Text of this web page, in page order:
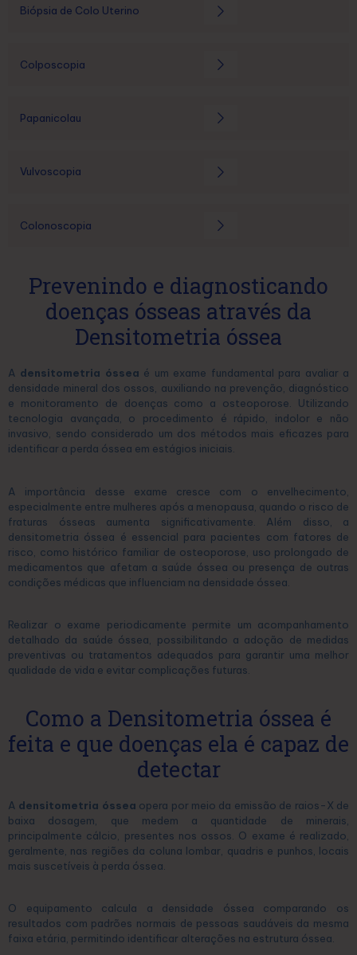
Biópsia de Colo Uterino
Colposcopia
Papanicolau
Vulvoscopia
Colonoscopia
Prevenindo e diagnosticando
doenças ósseas através da
Densitometria óssea
A densitometria óssea é um exame fundamental para avaliar a
densidade mineral dos ossos, auxiliando na prevenção, diagnóstico
e monitoramento de doenças como a osteoporose. Utilizando
tecnologia avançada, o procedimento é rápido, indolor e não
invasivo, sendo considerado um dos métodos mais eficazes para
identificar a perda óssea em estágios iniciais.
A importância desse exame cresce com o envelhecimento,
especialmente entre mulheres após a menopausa, quando o risco de
fraturas ósseas aumenta significativamente. Além disso, a
densitometria óssea é essencial para pacientes com fatores de
risco, como histórico familiar de osteoporose, uso prolongado de
medicamentos que afetam a saúde óssea ou presença de outras
condições médicas que influenciam na densidade óssea.
Realizar o exame periodicamente permite um acompanhamento
detalhado da saúde óssea, possibilitando a adoção de medidas
preventivas ou tratamentos adequados para garantir uma melhor
qualidade de vida e evitar complicações futuras.
Como a Densitometria óssea é
feita e que doenças ela é capaz de
detectar
A densitometria óssea opera por meio da emissão de raios-X de
baixa dosagem, que medem a quantidade de minerais,
principalmente cálcio, presentes nos ossos. O exame é realizado,
geralmente, nas regiões da coluna lombar, quadris e punhos, locais
mais suscetíveis à perda óssea.
O equipamento calcula a densidade óssea comparando os
resultados com padrões normais de pessoas saudáveis da mesma
faixa etária, permitindo identificar alterações na estrutura óssea.